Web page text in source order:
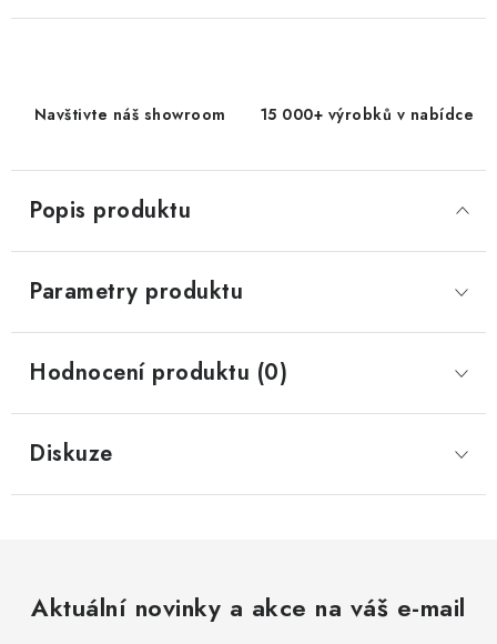
Navštivte náš showroom 15 000+ výrobků v nabídce
Popis produktu
Parametry produktu
Hodnocení produktu (0)
Diskuze
Aktuální novinky a akce na váš e-mail